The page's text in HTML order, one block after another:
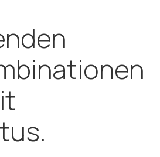
mehr Farben es
Prozess. Das
ein erfahrener
Tage für die
brauchen
Pullovers zu
Anforderungen
benötigt.
in der
da das
spinnen und nur
ist. Der Aufwand,
Strickwaren
Anspruch an